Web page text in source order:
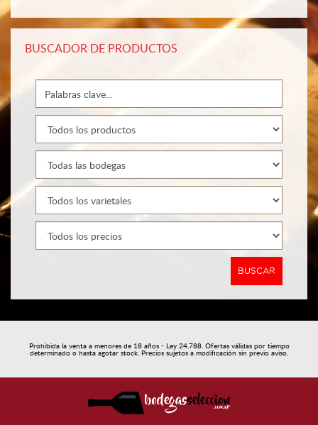
BUSCADOR DE PRODUCTOS
Prohibida la venta a menores de 18 años - Ley 24.788. Ofertas válidas por tiempo
determinado o hasta agotar stock. Precios sujetos a modificación sin previo aviso.